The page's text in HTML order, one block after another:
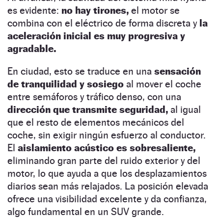
es evidente: no hay tirones, el motor se
combina con el eléctrico de forma discreta y la
aceleración inicial es muy progresiva y
agradable.
En ciudad, esto se traduce en una sensación
de tranquilidad y sosiego al mover el coche
entre semáforos y tráfico denso, con una
dirección que transmite seguridad, al igual
que el resto de elementos mecánicos del
coche, sin exigir ningún esfuerzo al conductor.
El aislamiento acústico es sobresaliente,
eliminando gran parte del ruido exterior y del
motor, lo que ayuda a que los desplazamientos
diarios sean más relajados. La posición elevada
ofrece una visibilidad excelente y da confianza,
algo fundamental en un SUV grande.